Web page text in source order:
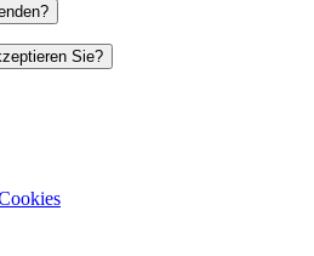
Sie?